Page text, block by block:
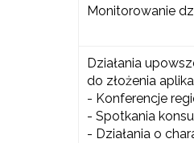
Monitorowanie
Działania
do złożenia
- Konferencje
- Spotkania
- Działania o